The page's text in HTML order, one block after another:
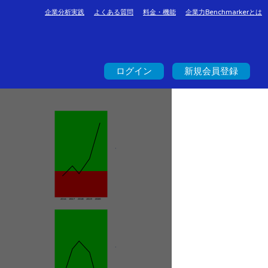
企業分析実践 よくある質問 料金・機能 企業力Benchmarkerとは
ログイン 新規会員登録